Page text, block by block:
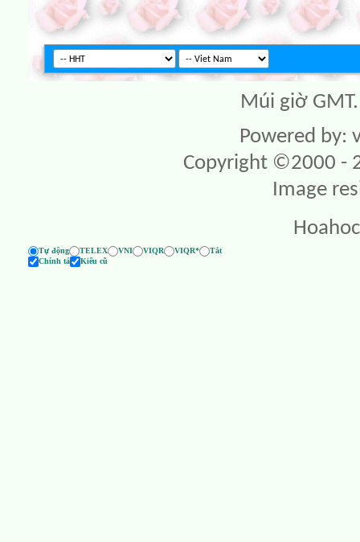
Múi giờ
Powered by:
Copyright ©2000 -
Image
Tự động TELEX VNI VIQR VIQR*
Tắt
Chính tả
Kiểu cũ